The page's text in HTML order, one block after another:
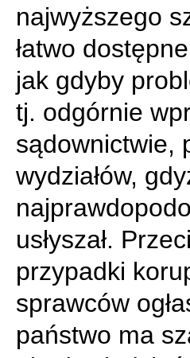
najwyższego
łatwo
jak gdyby
tj. odgórnie
sądownictwie,
wydziałów,
usłyszał.
przypadki
sprawców
państwo ma